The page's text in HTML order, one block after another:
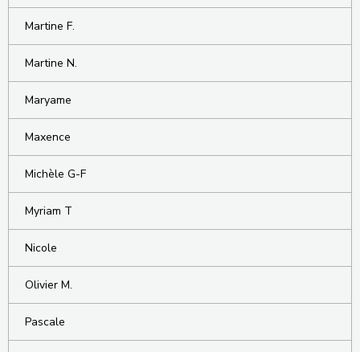
Martine F.
Martine N.
Maryame
Maxence
Michèle G-F
Myriam T
Nicole
Olivier M.
Pascale